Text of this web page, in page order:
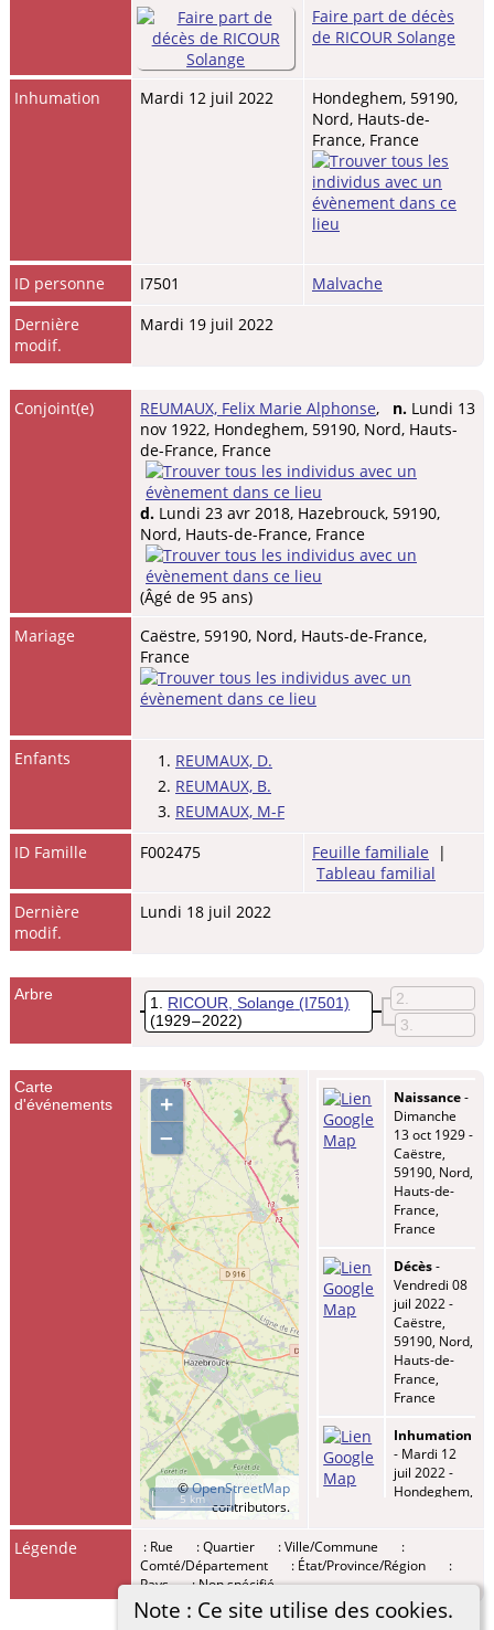
Note : Ce site utilise des cookies.
Faire part de décès
de RICOUR Solange
Inhumation Mardi 12 juil 2022
Hondeghem, 59190,
Nord, Hauts-de-
France, France
ID personne I7501
Malvache
Dernière
modif.
Mardi 19 juil 2022
Conjoint(e) REUMAUX, Felix Marie Alphonse, n. Lundi 13
nov 1922, Hondeghem, 59190, Nord, Hauts-
de-France, France
d. Lundi 23 avr 2018, Hazebrouck, 59190,
Nord, Hauts-de-France, France
(Âgé de 95 ans)
Mariage
Caëstre, 59190, Nord, Hauts-de-France,
France
Enfants 1. REUMAUX, D.
2. REUMAUX, B.
3. REUMAUX, M-F
ID Famille
F002475 Feuille familiale |
Tableau familial
Dernière
modif.
Lundi 18 juil 2022
Arbre 1 RICOUR, Solange (I7501)
(1929 – 2022)
2
3
Carte
d'événements
+
–
©OpenStreetMap
contributors.
5 km
Naissance-
Dimanche
13 oct 1929 -
Caëstre,
59190, Nord,
Hauts-de-
France,
France
Décès-
Vendredi 08
juil 2022 -
Caëstre,
59190, Nord,
Hauts-de-
France,
France
Inhumation
- Mardi 12
juil 2022 -
Hondeghem,
France,
France
Mariage
Caëstre,
Légende : Rue : Quartier : Ville/Commune
:
Comté/Département
: État/Province/Région
:
Pays: Non spécifié